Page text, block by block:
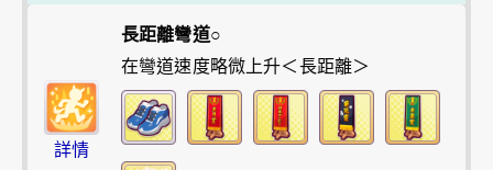
詳情
長距離彎道○
在彎道速度略微上升＜長距離＞